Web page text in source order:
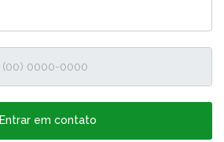
Entrar em contato